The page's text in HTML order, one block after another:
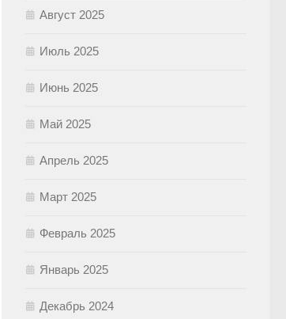
Август 2025
Июль 2025
Июнь 2025
Май 2025
Апрель 2025
Март 2025
Февраль 2025
Январь 2025
Декабрь 2024